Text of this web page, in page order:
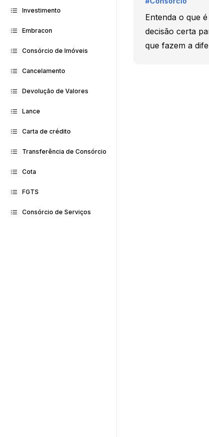
Investimento
Embracon
Consórcio de Imóveis
Cancelamento
Devolução de Valores
Lance
Carta de crédito
Transferência de Consórcio
Cota
FGTS
Consórcio de Serviços
Entenda o que
decisão certa
que fazem a